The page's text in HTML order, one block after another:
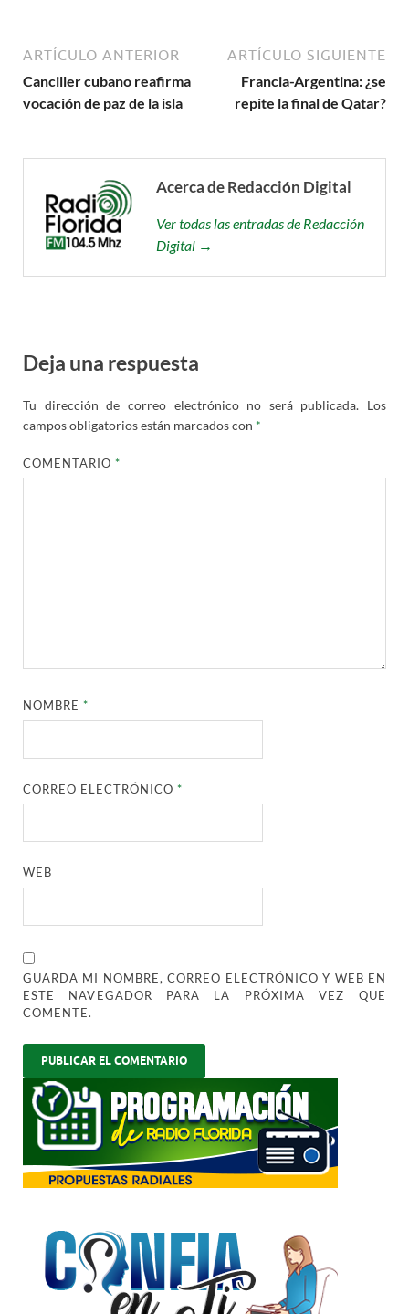
ARTÍCULO ANTERIOR
Canciller cubano reafirma
vocación de paz de la isla
ARTÍCULO SIGUIENTE
Francia-Argentina: ¿se
repite la final de Qatar?
Acerca de Redacción Digital
Ver todas las entradas de Redacción
Digital →
Deja una respuesta
Tu dirección de correo electrónico no será publicada. Los
campos obligatorios están marcados con *
COMENTARIO*
NOMBRE*
CORREO ELECTRÓNICO*
WEB
GUARDA MI NOMBRE, CORREO ELECTRÓNICO Y WEB EN
ESTE NAVEGADOR PARA LA PRÓXIMA VEZ QUE
COMENTE.